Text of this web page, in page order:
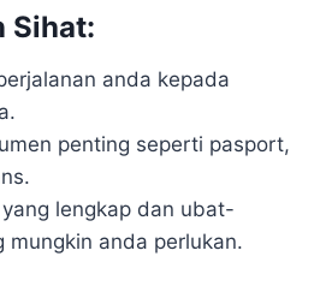
Sihat:
anda kepada
penting seperti pasport,
lengkap dan ubat-
mungkin anda perlukan.